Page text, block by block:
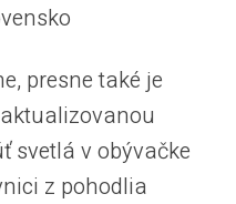
presne také je
svetlá v obývačke
z pohodlia